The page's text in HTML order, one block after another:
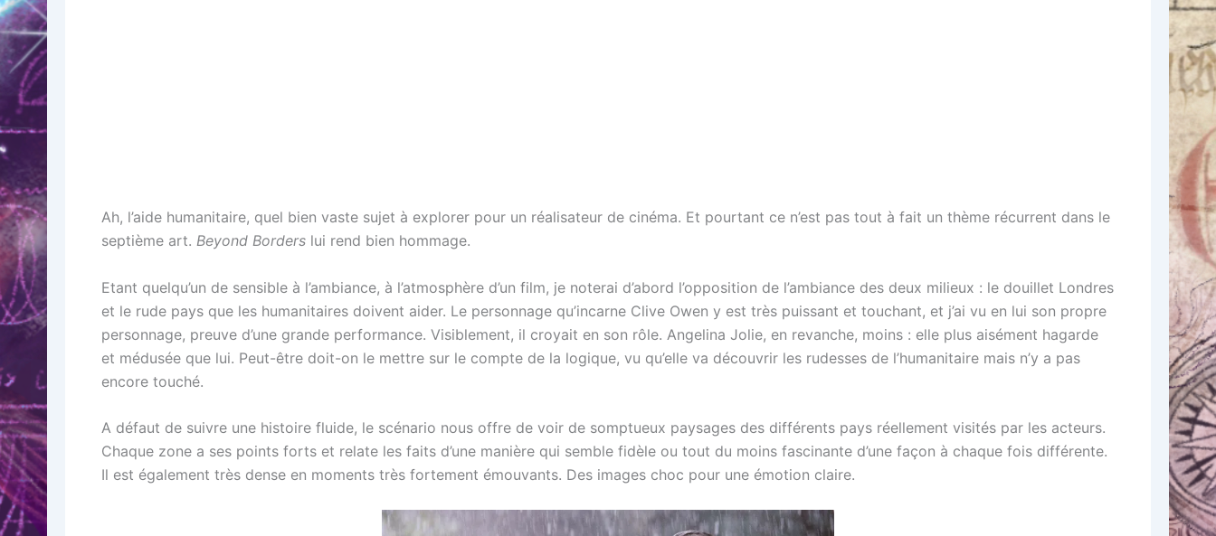
Ah, l’aide humanitaire, quel bien vaste sujet à explorer pour un réalisateur de cinéma. Et pourtant ce n’est pas tout à fait un thème récurrent dans le
septième art. Beyond Borders lui rend bien hommage.
Etant quelqu’un de sensible à l’ambiance, à l’atmosphère d’un film, je noterai d’abord l’opposition de l’ambiance des deux milieux : le douillet Londres
et le rude pays que les humanitaires doivent aider. Le personnage qu’incarne Clive Owen y est très puissant et touchant, et j’ai vu en lui son propre
personnage, preuve d’une grande performance. Visiblement, il croyait en son rôle. Angelina Jolie, en revanche, moins : elle plus aisément hagarde
et médusée que lui. Peut-être doit-on le mettre sur le compte de la logique, vu qu’elle va découvrir les rudesses de l’humanitaire mais n’y a pas
encore touché.
A défaut de suivre une histoire fluide, le scénario nous offre de voir de somptueux paysages des différents pays réellement visités par les acteurs.
Chaque zone a ses points forts et relate les faits d’une manière qui semble fidèle ou tout du moins fascinante d’une façon à chaque fois différente.
Il est également très dense en moments très fortement émouvants. Des images choc pour une émotion claire.